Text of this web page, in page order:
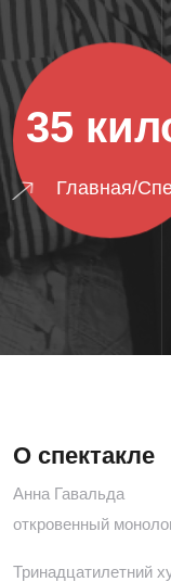
35
Главная/
О спектакле
Анна Гавальда
откровенный
Тринадцатилетний